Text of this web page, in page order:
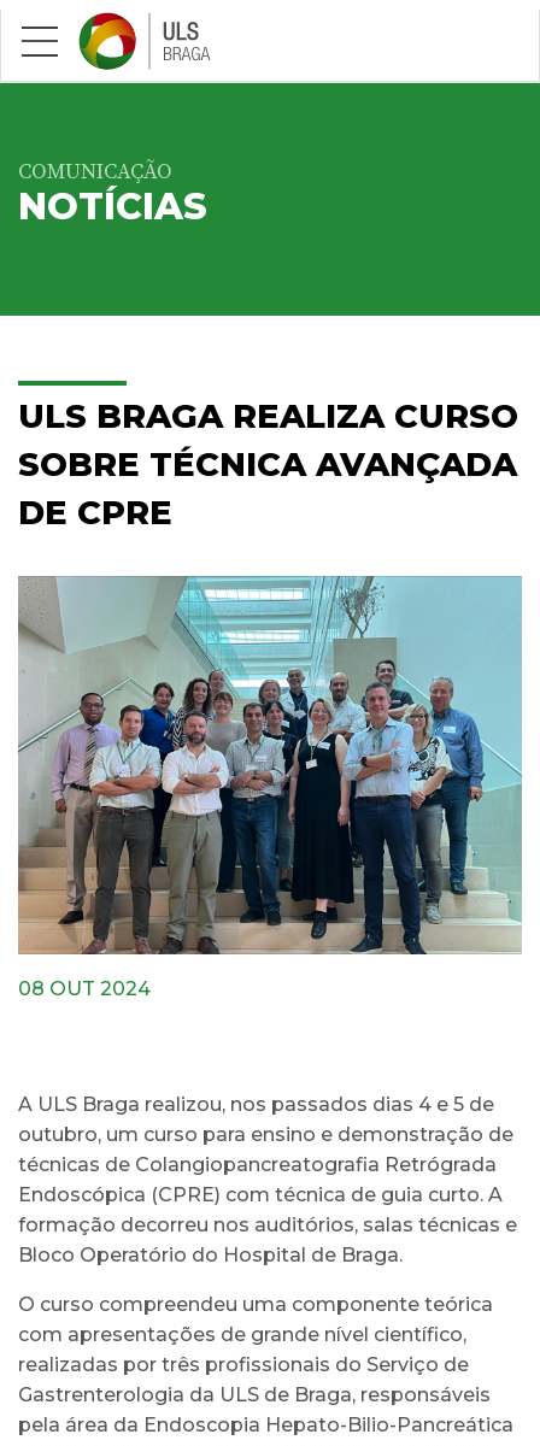
Saltar para conteúdo principal
COMUNICAÇÃO
NOTÍCIAS
ULS BRAGA REALIZA CURSO
SOBRE TÉCNICA AVANÇADA
DE CPRE
08 OUT 2024
A ULS Braga realizou, nos passados dias 4 e 5 de
outubro, um curso para ensino e demonstração de
técnicas de Colangiopancreatografia Retrógrada
Endoscópica (CPRE) com técnica de guia curto. A
formação decorreu nos auditórios, salas técnicas e
Bloco Operatório do Hospital de Braga.
O curso compreendeu uma componente teórica
com apresentações de grande nível científico,
realizadas por três profissionais do Serviço de
Gastrenterologia da ULS de Braga, responsáveis
pela área da Endoscopia Hepato-Bilio-Pancreática